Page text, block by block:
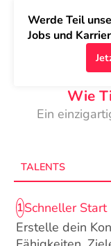
Werde Teil
Jobs und
Wie
Ein
TALENTS
1Schneller Start
Erstelle dein